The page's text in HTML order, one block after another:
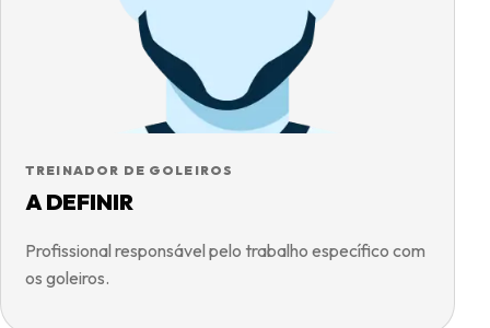
TREINADOR DE GOLEIROS
A DEFINIR
Profissional responsável pelo trabalho específico com
os goleiros.